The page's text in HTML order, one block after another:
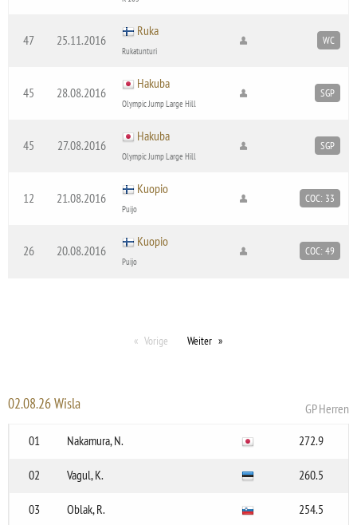
47 25.11.2016
Ruka
Rukatunturi
WC
45 28.08.2016
Hakuba
Olympic Jump Large Hill
SGP
45 27.08.2016
Hakuba
Olympic Jump Large Hill
SGP
12 21.08.2016
Kuopio
Puijo
COC: 33
26 20.08.2016
Kuopio
Puijo
COC: 49
Vorige Weiter
02.08.26 Wisla
GP Herren
01
Nakamura, N. 272.9
02 Vagul, K. 260.5
03 Oblak, R. 254.5